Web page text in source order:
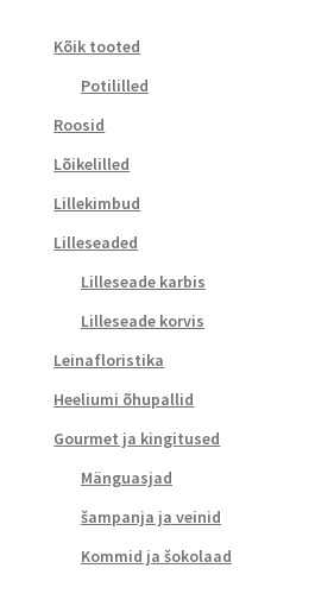
Kõik tooted
Potililled
Roosid
Lõikelilled
Lillekimbud
Lilleseaded
Lilleseade karbis
Lilleseade korvis
Leinafloristika
Heeliumi õhupallid
Gourmet ja kingitused
Mänguasjad
šampanja ja veinid
Kommid ja šokolaad